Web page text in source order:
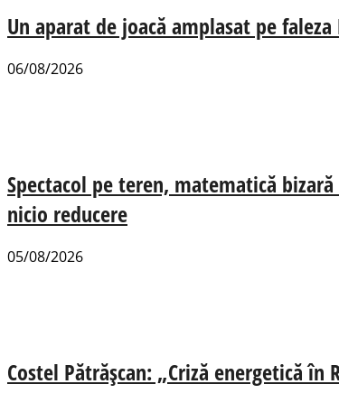
Un aparat de joacă amplasat pe
06/08/2026
Spectacol pe teren, matematică
nicio reducere
05/08/2026
Costel Pătrășcan: „Criză energetică